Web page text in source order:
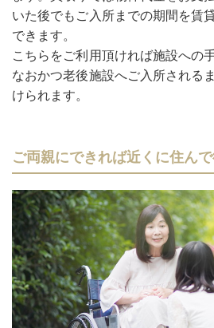
いた後でもご入所までの期間を賃
できます。
こちらをご利用頂ければ施設への
なおかつ老後施設へご入所される
けられます。
ご両親にできれば近くに住ん